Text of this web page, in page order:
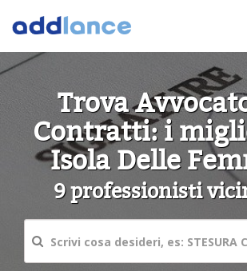
Trova
Contratti: i
Isola Delle
9 professionisti